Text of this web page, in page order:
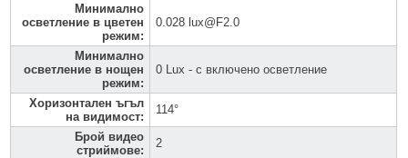
Минимално
осветление в цветен
режим:
0.028 lux@F2.0
Минимално
осветление в нощен
режим:
0 Lux - с включено осветление
Хоризонтален ъгъл
на видимост:
114°
Брой видео
стриймове:
2